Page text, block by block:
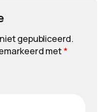
gepubliceerd.
met*